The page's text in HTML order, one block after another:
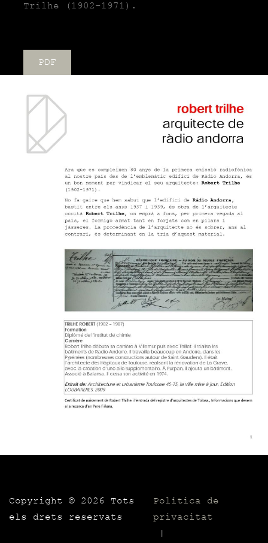
Trilhe (1902-1971).
PDF
Copyright © 2026 Tots
els drets reservats
Política de
privacitat
|